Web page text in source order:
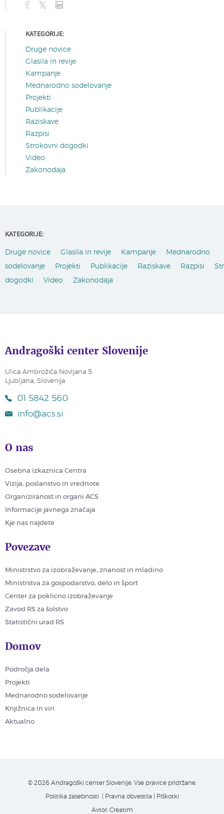
KATEGORIJE:
Druge novice
Glasila in revije
Kampanje
Mednarodno sodelovanje
Projekti
Publikacije
Raziskave
Razpisi
Strokovni dogodki
Video
Zakonodaja
KATEGORIJE:
Druge novice Glasila in revije Kampanje
Mednarodno
sodelovanje
Projekti Publikacije Raziskave Razpisi
dogodki
Video Zakonodaja
Andragoški center Slovenije
Ulica Ambrožiča Novljana 5
Ljubljana, Slovenija
01 5842 560
info@acs.si
O nas
Osebna izkaznica Centra
Vizija, poslanstvo in vrednote
Organiziranost in organi ACS
Informacije javnega značaja
Kje nas najdete
Povezave
Ministrstvo za izobraževanje, znanost in mladino
Ministrstva za gospodarstvo, delo in šport
Center za poklicno izobraževanje
Zavod RS za šolstvo
Statistični urad RS
Domov
Področja dela
Projekti
Mednarodno sodelovanje
Knjižnica in viri
Aktualno
© 2026 Andragoški center Slovenije. Vse pravice pridržane.
Politika zasebnosti | Pravna obvestila Piškotki
Avtor: Creatim